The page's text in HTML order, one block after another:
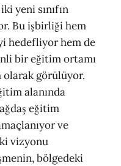
yeni sınıfın
Bu işbirliği hem
hedefliyor hem de
bir eğitim ortamı
olarak görülüyor.
alanında
eğitim
ve
vizyonu
bölgedeki